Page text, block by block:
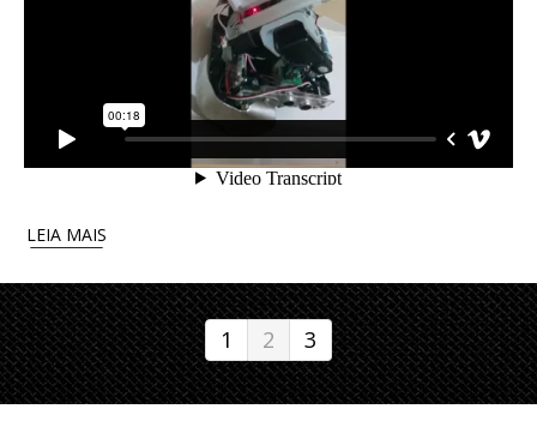
LEIA MAIS
1 2 3